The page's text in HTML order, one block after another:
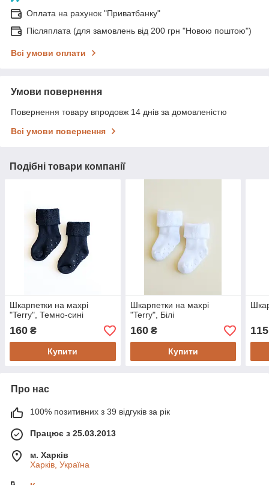
Оплата на рахунок "Приватбанку"
Післяплата (для замовлень від 200 грн "Новою поштою")
Всі умови оплати
Умови повернення
Повернення товару впродовж 14 днів за домовленістю
Всі умови повернення
Подібні товари компанії
Шкарпетки на махрі
"Terry", Темно-сині
160 ₴
Купити
Шкарпетки на махрі
"Terry", Білі
160₴
Купити
115
Про нас
100% позитивних з 39 відгуків за рік
Працює з 25.03.2013
м. Харків
Харків, Україна